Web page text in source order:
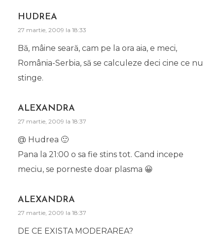
HUDREA
27 martie, 2009 la 18:33
Bă, mâine seară, cam pe la ora aia, e meci,
România-Serbia, să se calculeze deci cine ce nu
stinge.
ALEXANDRA
27 martie, 2009 la 18:37
@ Hudrea 🙂
Pana la 21:00 o sa fie stins tot. Cand incepe
meciu, se porneste doar plasma 😀
ALEXANDRA
27 martie, 2009 la 18:37
DE CE EXISTA MODERAREA?